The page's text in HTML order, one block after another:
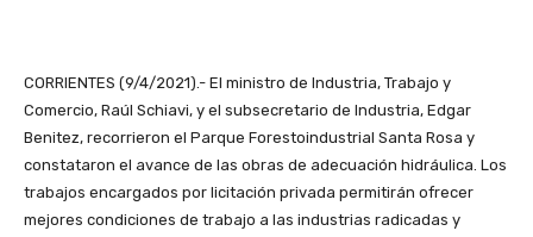
CORRIENTES (9/4/2021).- El ministro de Industria, Trabajo y
Comercio, Raúl Schiavi, y el subsecretario de Industria, Edgar
Benitez, recorrieron el Parque Forestoindustrial Santa Rosa y
constataron el avance de las obras de adecuación hidráulica. Los
trabajos encargados por licitación privada permitirán ofrecer
mejores condiciones de trabajo a las industrias radicadas y